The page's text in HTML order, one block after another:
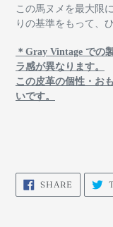
この馬ヌメを最大限
りの基準をもって、
＊Gray Vintage での
ラ感が異なります。
この皮革の個性・お
いです。
SHARE SHARE